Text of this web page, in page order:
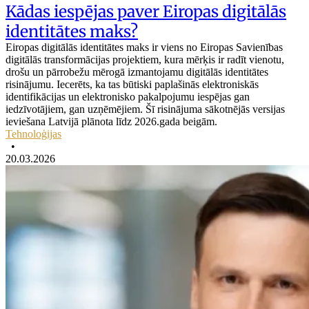
Kādas iespējas paver Eiropas digitālās
identitātes maks?
Eiropas digitālās identitātes maks ir viens no Eiropas Savienības
digitālās transformācijas projektiem, kura mērķis ir radīt vienotu,
drošu un pārrobežu mērogā izmantojamu digitālās identitātes
risinājumu. Iecerēts, ka tas būtiski paplašinās elektroniskās
identifikācijas un elektronisko pakalpojumu iespējas gan
iedzīvotājiem, gan uzņēmējiem. Šī risinājuma sākotnējās versijas
ieviešana Latvijā plānota līdz 2026.gada beigām.
Tehnoloģijas
•
20.03.2026